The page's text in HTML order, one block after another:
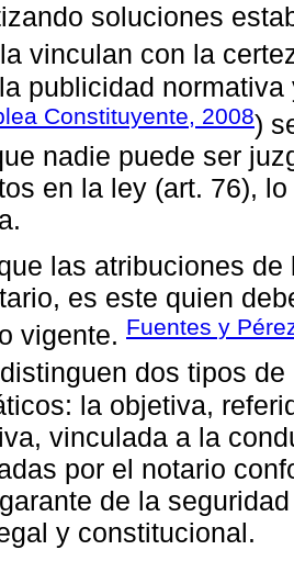
soluciones
vinculan con la
publicidad
Constituyente, 2008)
nadie puede ser
en la ley (art. 76),
las atribuciones
es este quien
vigente. Fuentes y
dos tipos
la objetiva,
vinculada a la
por el notario
de la
y constitucional.